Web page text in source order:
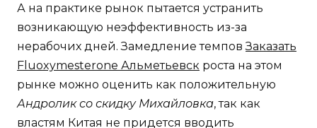
А на практике рынок пытается устранить
возникающую неэффективность из-за
нерабочих дней. Замедление темповЗаказать
Fluoxymesterone Альметьевск роста на этом
рынке можно оценить как положительную
Андролик со скидку Михайловка, так как
властям Китая не придется вводить